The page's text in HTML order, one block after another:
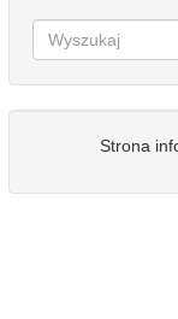
Strona